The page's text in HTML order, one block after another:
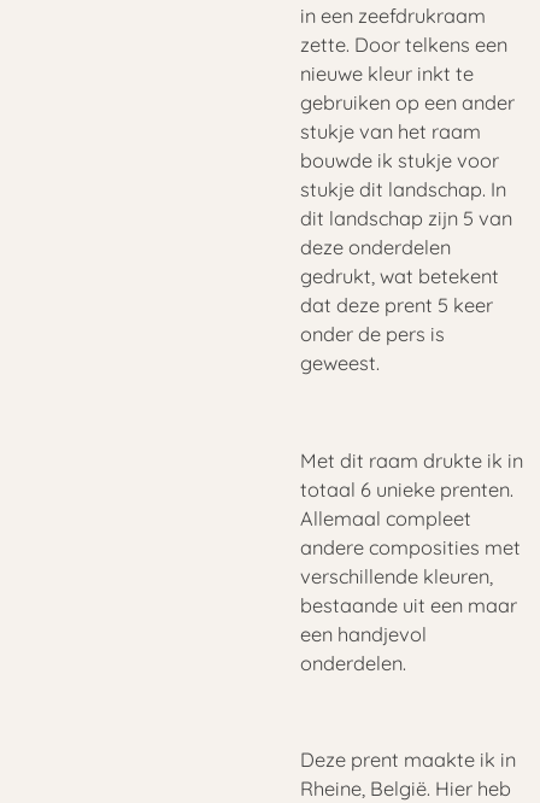
in een zeefdrukraam
zette. Door telkens een
nieuwe kleur inkt te
gebruiken op een ander
stukje van het raam
bouwde ik stukje voor
stukje dit landschap. In
dit landschap zijn 5 van
deze onderdelen
gedrukt, wat betekent
dat deze prent 5 keer
onder de pers is
geweest.
Met dit raam drukte ik in
totaal 6 unieke prenten.
Allemaal compleet
andere composities met
verschillende kleuren,
bestaande uit een maar
een handjevol
onderdelen.
Deze prent maakte ik in
Rheine, België. Hier heb